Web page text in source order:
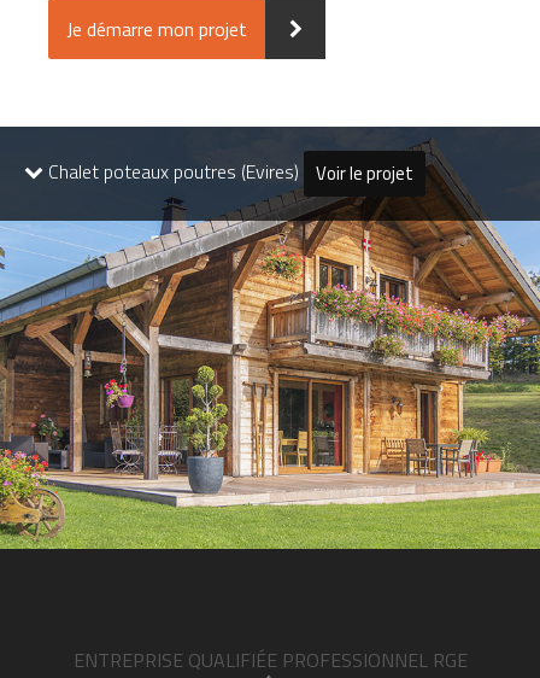
Je démarre mon projet
Chalet poteaux poutres (Evires) Voir le projet
ENTREPRISE QUALIFIÉE PROFESSIONNEL RGE